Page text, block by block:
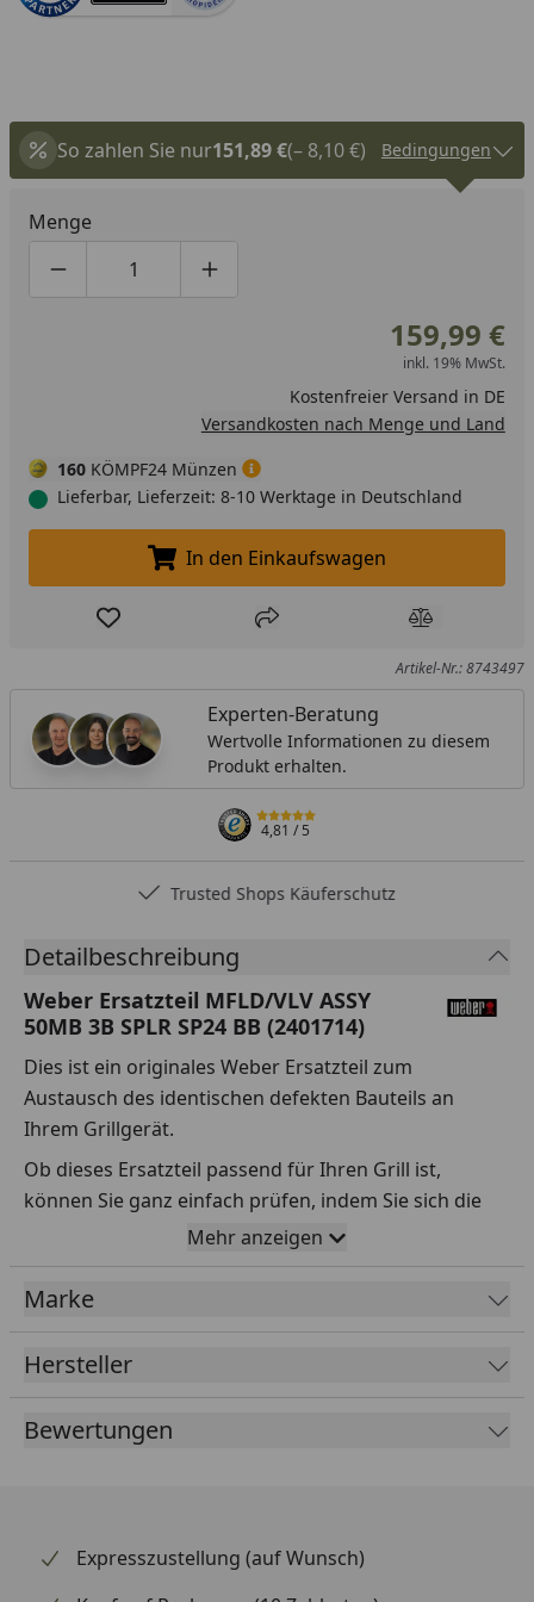
So zahlen Sie nur151,89 €(– 8,10 €) Bedingungen
Menge
Produktmenge um eins verringern
Produktmenge manuell eingeben
Produktmenge um eins erhöhen
159,99 €
inkl. 19% MwSt.
Kostenfreier Versand in DE
Versandkosten nach Menge und Land
160 KÖMPF24 Münzen
Lieferbar, Lieferzeit: 8-10 Werktage in Deutschland
In den Einkaufswagen legen
In den Einkaufswagen
Produkt zur Wunschliste hinzufügen
Teilen Produkt
Artikel-Nr.: 8743497
Experten-Beratung
Wertvolle Informationen zu diesem
Produkt erhalten.
4,81/ 5
Trusted Shops Käuferschutz
Detailbeschreibung
Weber Ersatzteil MFLD/VLV ASSY
50MB 3B SPLR SP24 BB (2401714)
Dies ist ein originales Weber Ersatzteil zum
Austausch des identischen defekten Bauteils an
Ihrem Grillgerät.
Ob dieses Ersatzteil passend für Ihren Grill ist,
können Sie ganz einfach prüfen, indem Sie sich die
Explosionszeichnung Ihres Grills anschauen und dort
das betreffende Teil heraussuchen.
Über die Seriennummer Ihres Grillgeräts kommen Sie
ganz einfach zur passenden Explosionszeichnung.
Geben Sie dafür die Seriennummer
Sollte Ihnen nicht bekannt sein, wo Sie die
Abmessungen oder Gewichte zu den Ersatzteilen
Mehr anzeigen
Marke
Hersteller
Bewertungen
Expresszustellung (auf Wunsch)